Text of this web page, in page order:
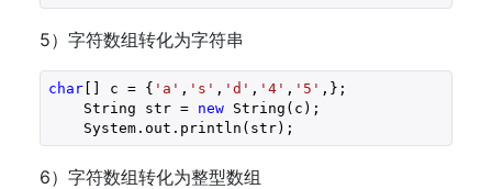
5）字符数组转化为字符串
char[] c = { 'a' , 's' , 'd' , '4' , '5' ,};
    String str =
new String(c);
    System.out.println(str);
6）字符数组转化为整型数组